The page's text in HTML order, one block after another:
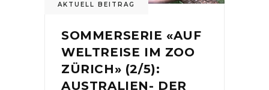
AKTUELL BEITRAG
SOMMERSERIE «AUF
WELTREISE IM ZOO
ZÜRICH» (2/5):
AUSTRALIEN- DER